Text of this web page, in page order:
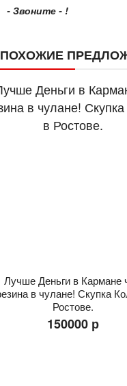
- Звоните - !
ПОХОЖИЕ
Лучше Деньги в Кармане
в чулане! Скупка
Ростове.
150000 р